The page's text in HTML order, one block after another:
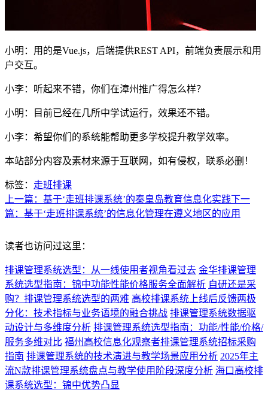
小明：用的是Vue.js，后端提供REST API，前端负责展示和用
户交互。
小李：听起来不错，你们在漳州推广得怎么样？
小明：目前已经在几所中学试运行，效果还不错。
小李：希望你们的系统能帮助更多学校提升教学效率。
本站部分内容及素材来源于互联网，如有侵权，联系必删！
标签： 走班排课
上一篇：基于‘走班排课系统’的秦皇岛教育信息化实践下一
篇：基于‘走班排课系统’的信息化管理在遵义地区的应用
读者也访问过这里：
排课管理系统选型：从一线使用者视角看过去 金华排课管理
系统选型指南：锦中功能性能价格服务全面解析 自研还是采
购？排课管理系统选型的两难 高校排课系统上线后反馈两极
分化：技术指标与业务语境的融合挑战 排课管理系统数据驱
动设计与多维度分析 排课管理系统选型指南：功能/性能/价格/
服务多维对比 福州高校信息化观察者排课管理系统招标采购
指南 排课管理系统的技术演进与教学场景应用分析 2025年主
流N款排课管理系统盘点与教学使用阶段深度分析 海口高校排
课系统选型：锦中优势凸显